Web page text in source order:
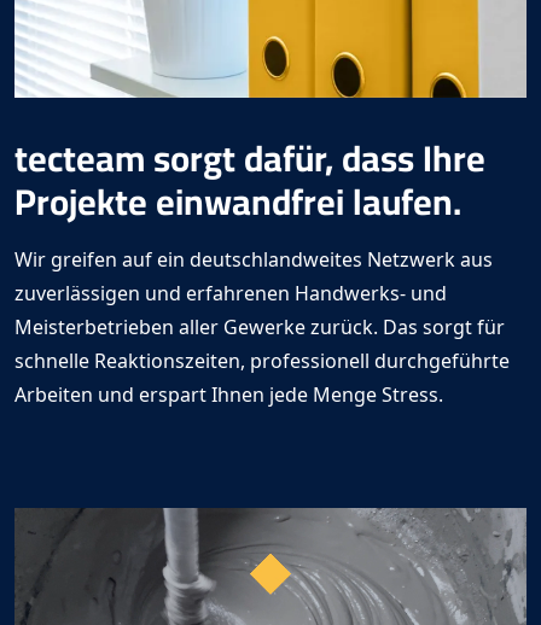
tecteamsorgt dafür, dass Ihre
Projekte einwandfrei laufen.
Wir greifen auf ein deutschlandweites Netzwerk aus
zuverlässigen und erfahrenen Handwerks- und
Meisterbetrieben aller Gewerke zurück. Das sorgt für
schnelle Reaktionszeiten, professionell durchgeführte
Arbeiten und erspart Ihnen jede Menge Stress.